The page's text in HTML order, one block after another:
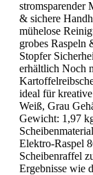
stromsparender
& sichere
mühelose
grobes Raspeln
Stopfer
erhältlich Noch
ideal für
Weiß, Grau
Gewicht: 1,97
Elektro-Raspel
Scheibenraffel
Ergebnisse wie